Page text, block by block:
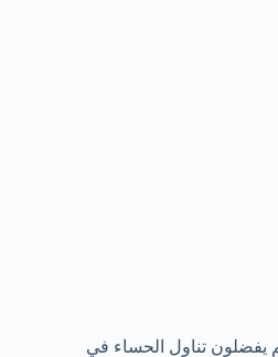
يفضلون تناول الحساء في